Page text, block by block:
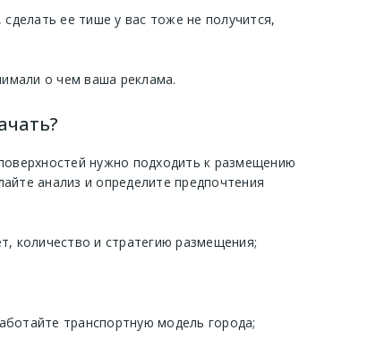
ее тише у вас тоже не получится,
о чем ваша реклама.
нужно подходить к размещению
анализ и определите предпочтения
количество и стратегию размещения;
транспортную модель города;